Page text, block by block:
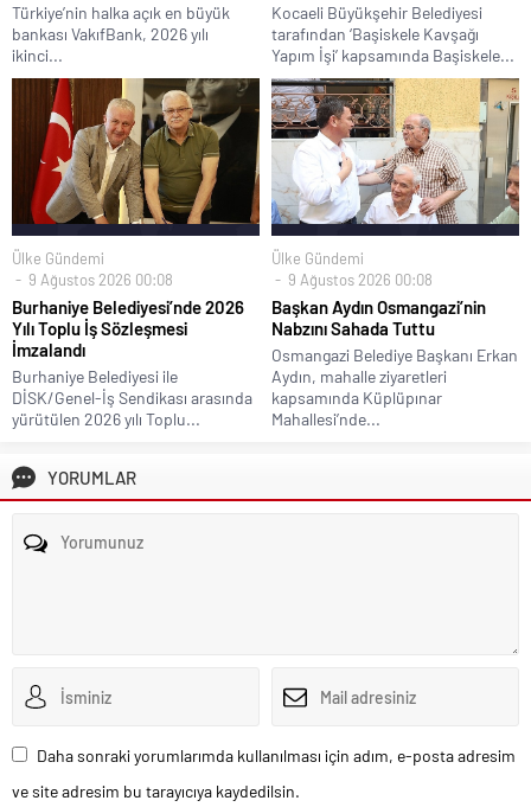
Türkiye’nin halka açık en büyük
bankası VakıfBank, 2026 yılı
ikinci...
Kocaeli Büyükşehir Belediyesi
tarafından ‘Başiskele Kavşağı
Yapım İşi’ kapsamında Başiskele...
Ülke Gündemi
9 Ağustos 2026 00:08
Burhaniye Belediyesi’nde 2026
Yılı Toplu İş Sözleşmesi
İmzalandı
Burhaniye Belediyesi ile
DİSK/Genel-İş Sendikası arasında
yürütülen 2026 yılı Toplu...
Ülke Gündemi
9 Ağustos 2026 00:08
Başkan Aydın Osmangazi’nin
Nabzını Sahada Tuttu
Osmangazi Belediye Başkanı Erkan
Aydın, mahalle ziyaretleri
kapsamında Küplüpınar
Mahallesi’nde...
YORUMLAR
Daha sonraki yorumlarımda kullanılması için adım, e-posta adresim
ve site adresim bu tarayıcıya kaydedilsin.